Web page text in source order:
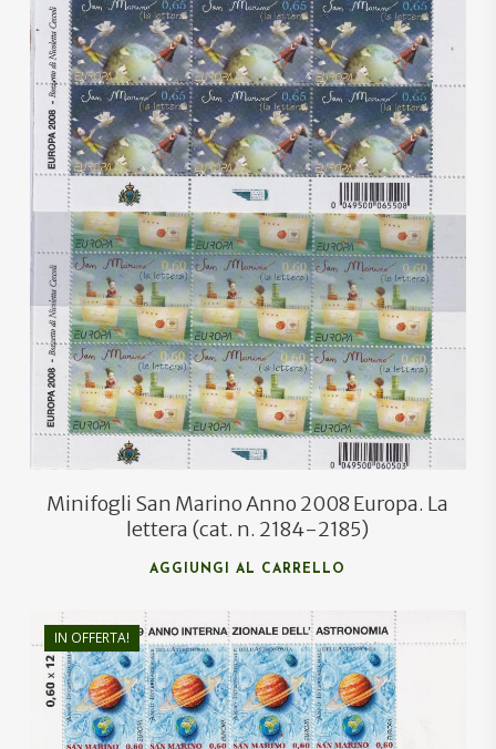
€45,00
€27,00
Minifogli San Marino Anno 2008 Europa. La
lettera (cat. n. 2184-2185)
AGGIUNGI AL CARRELLO
IN OFFERTA!